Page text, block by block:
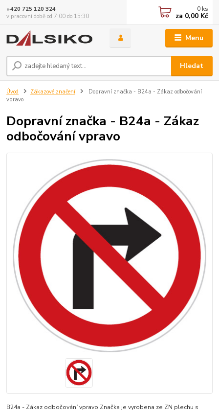
Menu
Hledat
+420 725 120 324
v pracovní době od 7:00 do 15:30
0 ks
za 0,00 Kč
Úvod Zákazové značení
Dopravní značka - B24a - Zákaz odbočování
vpravo
Dopravní značka - B24a - Zákaz
odbočování vpravo
B24a - Zákaz odbočování vpravo Značka je vyrobena ze ZN plechu s